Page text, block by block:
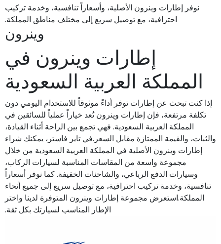
نوفر إطارات وينرون الأصلية، وأسعاراً تنافسية، وخدمة تركيب
احترافية، مع توصيل سريع إلى مختلف مناطق المملكة.
وينرون
إطارات وينرون في
المملكة العربية السعودية
إذا كنت تبحث عن إطارات توفر أداءً موثوقاً للاستخدام اليومي دون
تكلفة مرتفعة، فإن إطارات وينرون تُعد خياراً عملياً للسائقين في
المملكة العربية السعودية. فهي تجمع بين الراحة أثناء القيادة،
والثبات، والقيمة الممتازة مقابل السعر.في تاير فاستر، يمكنك شراء
إطارات وينرون الأصلية في المملكة العربية السعودية من خلال
مجموعة واسعة من المقاسات المناسبة لسيارات الركاب،
وسيارات الدفع الرباعي، والشاحنات الخفيفة. كما نوفر أسعاراً
تنافسية، وخدمة تركيب احترافية، مع توصيل سريع إلى جميع أنحاء
المملكة.استعرض مجموعة إطارات وينرون المتوفرة لدينا واختر
الإطار المناسب لسيارتك بكل ثقة.